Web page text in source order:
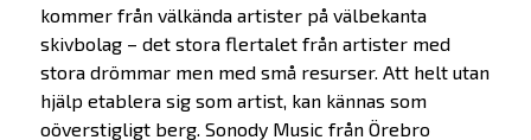
kommer från välkända artister på välbekanta
skivbolag – det stora flertalet från artister med
stora drömmar men med små resurser. Att helt utan
hjälp etablera sig som artist, kan kännas som
oöverstigligt berg. Sonody Music från Örebro